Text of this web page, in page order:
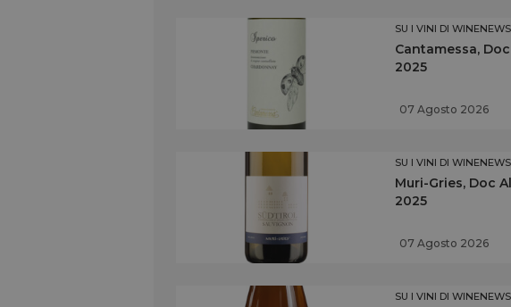
SU I VINI DI WINENEWS
Cantamessa,
2025
07 Agosto 2026
SU I VINI DI WINENEWS
Muri-Gries, Doc
2025
07 Agosto 2026
SU I VINI DI WINENEWS